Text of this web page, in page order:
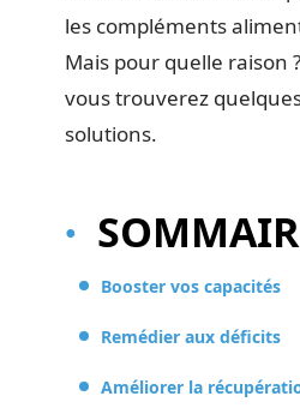
les compléments
Mais pour quelle raison
vous trouverez
solutions.
Booster vos capacités
Remédier aux déficits
Améliorer la